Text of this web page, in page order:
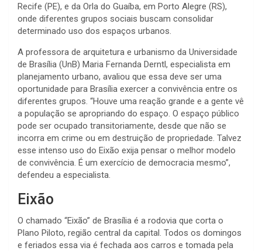
Recife (PE), e da Orla do Guaíba, em Porto Alegre (RS),
onde diferentes grupos sociais buscam consolidar
determinado uso dos espaços urbanos.
A professora de arquitetura e urbanismo da Universidade
de Brasília (UnB) Maria Fernanda Derntl, especialista em
planejamento urbano, avaliou que essa deve ser uma
oportunidade para Brasília exercer a convivência entre os
diferentes grupos. “Houve uma reação grande e a gente vê
a população se apropriando do espaço. O espaço público
pode ser ocupado transitoriamente, desde que não se
incorra em crime ou em destruição de propriedade. Talvez
esse intenso uso do Eixão exija pensar o melhor modelo
de convivência. É um exercício de democracia mesmo”,
defendeu a especialista.
Eixão
O chamado “Eixão” de Brasília é a rodovia que corta o
Plano Piloto, região central da capital. Todos os domingos
e feriados essa via é fechada aos carros e tomada pela